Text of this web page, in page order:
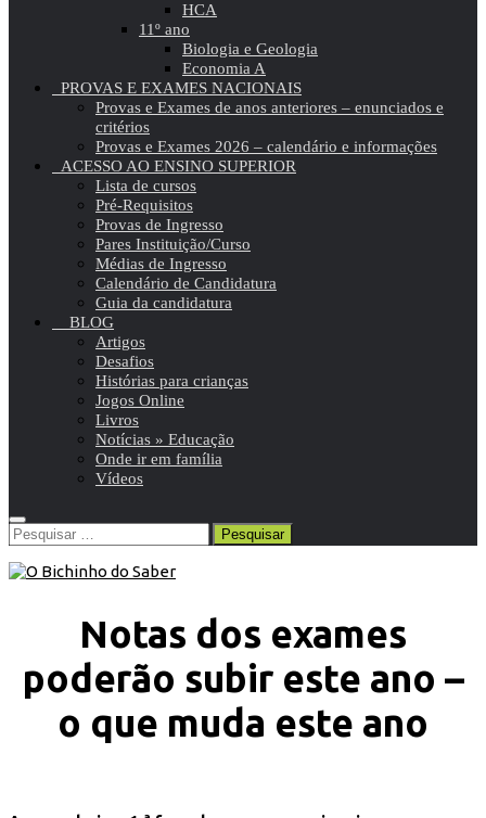
HCA
11º ano
Biologia e Geologia
Economia A
PROVAS E EXAMES NACIONAIS
Provas e Exames de anos anteriores – enunciados e
critérios
Provas e Exames 2026 – calendário e informações
ACESSO AO ENSINO SUPERIOR
Lista de cursos
Pré-Requisitos
Provas de Ingresso
Pares Instituição/Curso
Médias de Ingresso
Calendário de Candidatura
Guia da candidatura
BLOG
Artigos
Desafios
Histórias para crianças
Jogos Online
Livros
Notícias » Educação
Onde ir em família
Vídeos
Pesquisar
por:
Notas dos exames
poderão subir este ano –
o que muda este ano